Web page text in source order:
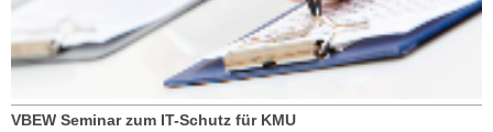
VBEW Seminar zum IT-Schutz für KMU